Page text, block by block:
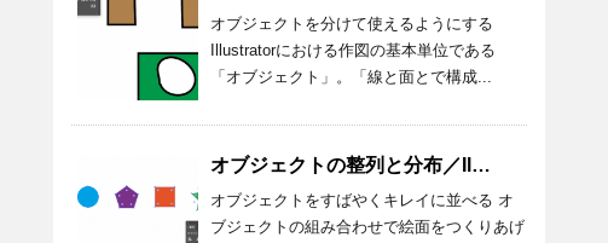
オブジェクトを分けて使えるようにする
Illustratorにおける作図の基本単位である
「オブジェクト」。「線と面とで構成...
オブジェクトの整列と分布／Illustrator_022
オブジェクトをすばやくキレイに並べる オ
ブジェクトの組み合わせで絵面をつくりあげ